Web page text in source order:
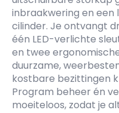
inbraakwering en een
cilinder. Je ontvangt
één LED-verlichte
en twee
duurzame,
kostbare bezittingen
Program beheer én
moeiteloos, zodat je